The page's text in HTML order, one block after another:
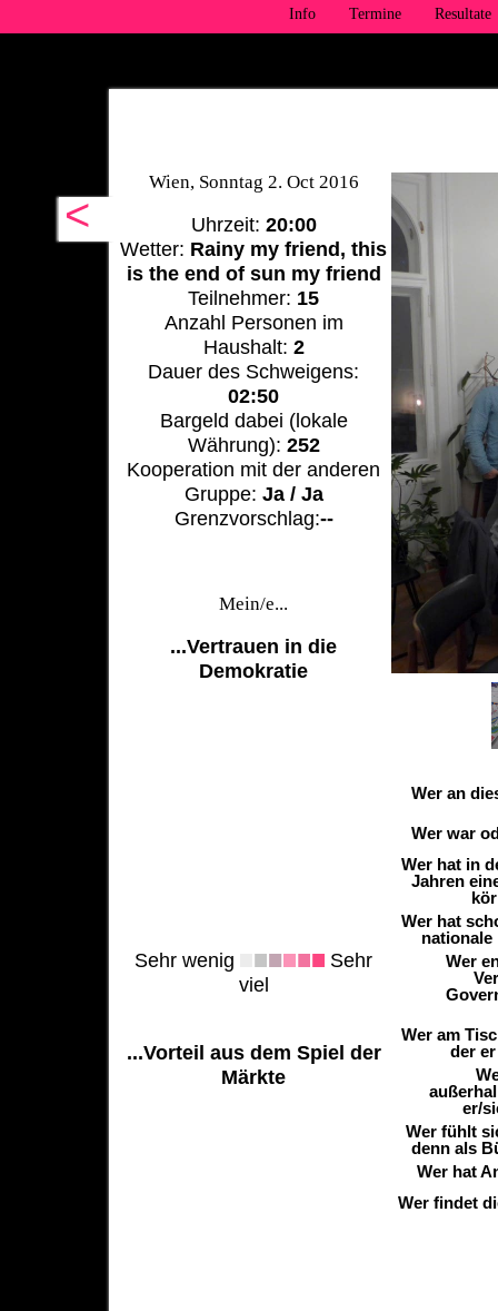
Info Termine Resultate
<
Wien, Sonntag 2. Oct 2016
Uhrzeit: 20:00
Wetter: Rainy my friend, this
is the end of sun my friend
Teilnehmer: 15
Anzahl Personen im
Haushalt: 2
Dauer des Schweigens:
02:50
Bargeld dabei (lokale
Währung): 252
Kooperation mit der anderen
Gruppe: Ja / Ja
Grenzvorschlag:--
Mein/e...
...Vertrauen in die
Demokratie
Sehr wenig
Sehr
viel
...Vorteil aus dem Spiel der
Märkte
Wer an
Wer war
Wer hat in
Jahren
Wer hat
Wer
Wer am
der
er/
Wer fühlt
denn als
Wer hat
Wer findet